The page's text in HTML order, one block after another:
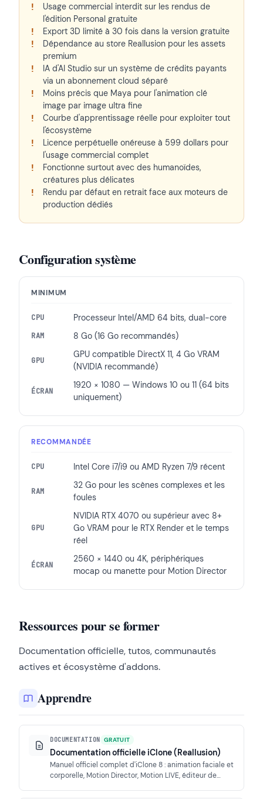
Usage commercial interdit sur les rendus de
l'édition Personal gratuite
Export 3D limité à 30 fois dans la version gratuite
Dépendance au store Reallusion pour les assets
premium
IA d'AI Studio sur un système de crédits payants
via un abonnement cloud séparé
Moins précis que Maya pour l'animation clé
image par image ultra fine
Courbe d'apprentissage réelle pour exploiter tout
l'écosystème
Licence perpétuelle onéreuse à 599 dollars pour
l'usage commercial complet
Fonctionne surtout avec des humanoïdes,
créatures plus délicates
Rendu par défaut en retrait face aux moteurs de
production dédiés
Configuration système
MINIMUM
CPU Processeur Intel/AMD 64 bits, dual-core
RAM 8 Go (16 Go recommandés)
GPU
GPU compatible DirectX 11, 4 Go VRAM
(NVIDIA recommandé)
ÉCRAN
1920 × 1080 — Windows 10 ou 11 (64 bits
uniquement)
RECOMMANDÉE
CPU Intel Core i7/i9 ou AMD Ryzen 7/9 récent
RAM
32 Go pour les scènes complexes et les
foules
GPU
NVIDIA RTX 4070 ou supérieur avec 8+
Go VRAM pour le RTX Render et le temps
réel
ÉCRAN
2560 × 1440 ou 4K, périphériques
mocap ou manette pour Motion Director
Ressources pour se former
Documentation officielle, tutos, communautés
actives et écosystème d'addons.
Apprendre
DOCUMENTATION GRATUIT
Documentation officielle iClone (Reallusion)
Manuel officiel complet d'iClone 8 : animation faciale et
corporelle, Motion Director, Motion LIVE, éditeur de
chaque outil.